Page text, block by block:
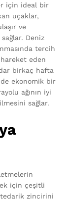
için ideal bir
uçaklar,
ve
Deniz
tercih
eden
birkaç hafta
de ekonomik bir
ağının iyi
sağlar.
için çeşitli
zincirini